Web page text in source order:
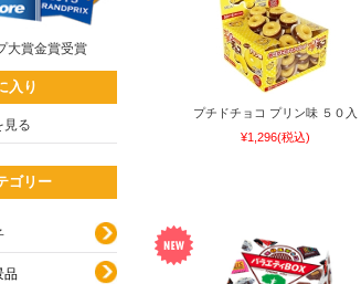
プチドチョコ プリン味 ５０入
¥1,296(税込)
大賞金賞受賞
入り
見る
ゴリー
品